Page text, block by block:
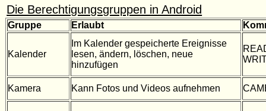
Die Berechtigungsgruppen in Android
Gruppe Erlaubt
Kalender
Im Kalender gespeicherte Ereignisse
lesen, ändern, löschen, neue
hinzufügen
Kamera Kann Fotos und Videos aufnehmen